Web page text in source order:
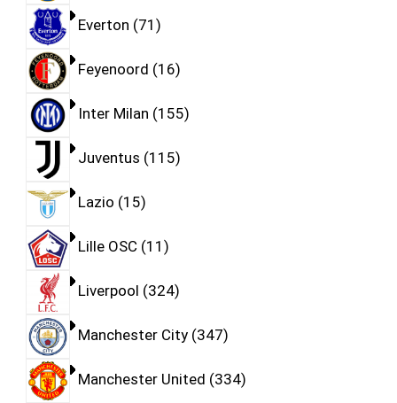
Everton 71
Feyenoord 16
Inter Milan 155
Juventus 115
Lazio 15
Lille OSC 11
Liverpool 324
Manchester City 347
Manchester United 334